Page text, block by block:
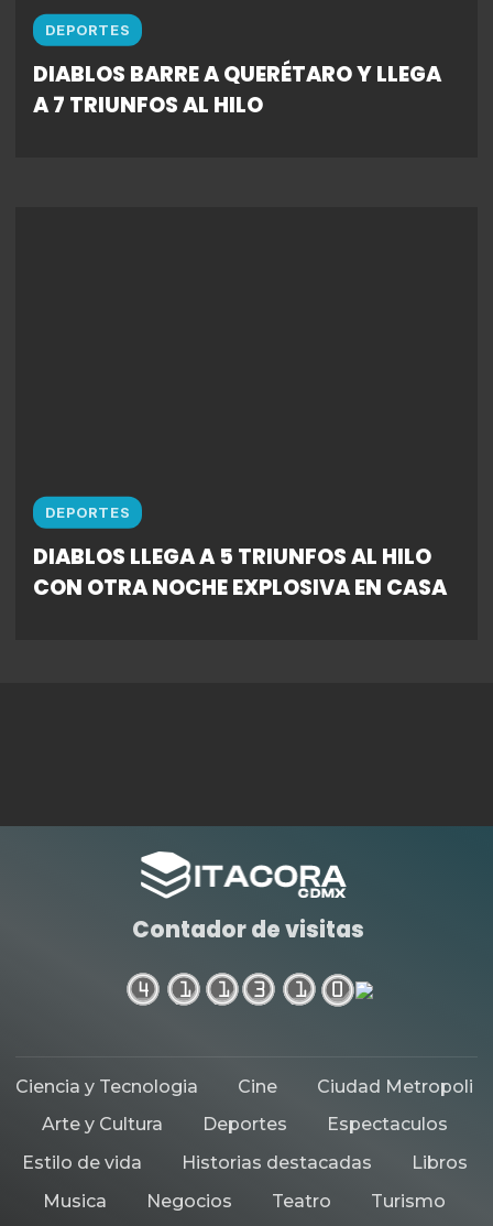
DEPORTES
DIABLOS BARRE A QUERÉTARO Y LLEGA
A 7 TRIUNFOS AL HILO
DEPORTES
DIABLOS LLEGA A 5 TRIUNFOS AL HILO
CON OTRA NOCHE EXPLOSIVA EN CASA
Contador de visitas
Ciencia y Tecnologia Cine
Ciudad Metropoli
Arte y Cultura
Deportes
Espectaculos
Estilo de vida
Historias destacadas
Libros
Musica
Negocios Teatro Turismo